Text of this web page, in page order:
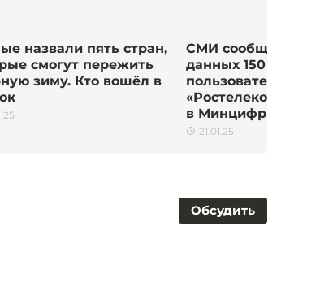
назвали пять стран,
смогут пережить
зиму. Кто вошёл в
СМИ сообщили о
данных 150 тысяч
пользователей
«Ростелекома». Что
в Минцифры
21.01.25
Обсудить